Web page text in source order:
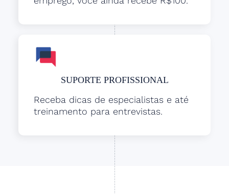
SUPORTE PROFISSIONAL
Receba dicas de especialistas e até
treinamento para entrevistas.